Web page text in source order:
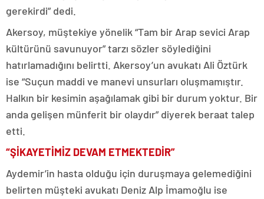
gerekirdi” dedi.
Akersoy, müştekiye yönelik “Tam bir Arap sevici Arap
kültürünü savunuyor” tarzı sözler söylediğini
hatırlamadığını belirtti. Akersoy’un avukatı Ali Öztürk
ise “Suçun maddi ve manevi unsurları oluşmamıştır.
Halkın bir kesimin aşağılamak gibi bir durum yoktur. Bir
anda gelişen münferit bir olaydır” diyerek beraat talep
etti.
“ŞİKAYETİMİZ DEVAM ETMEKTEDİR”
Aydemir’in hasta olduğu için duruşmaya gelemediğini
belirten müşteki avukatı Deniz Alp İmamoğlu ise